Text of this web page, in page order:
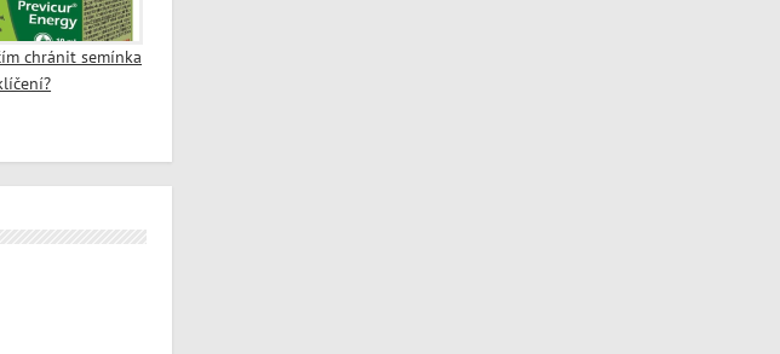
chránit semínka